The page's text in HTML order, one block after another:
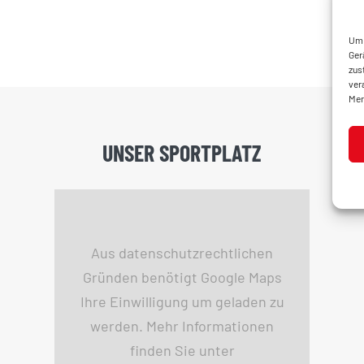
UNSER SPORTPLATZ
Aus datenschutzrechtlichen
Gründen benötigt Google Maps
Ihre Einwilligung um geladen zu
werden. Mehr Informationen
finden Sie unter